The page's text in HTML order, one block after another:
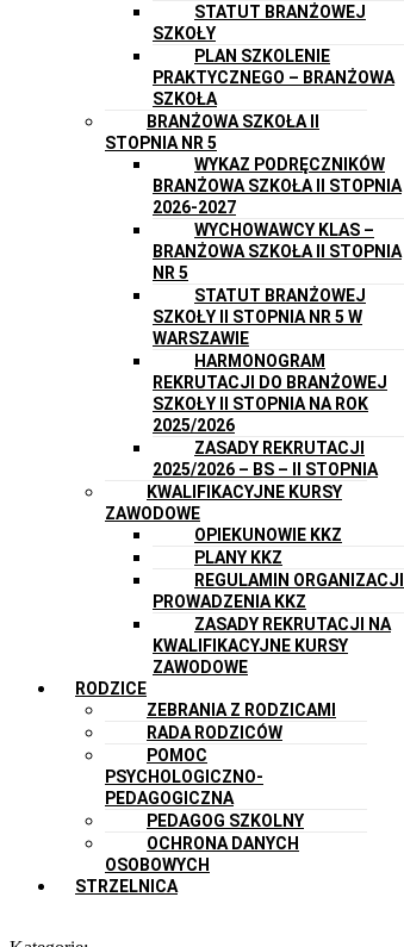
STATUT BRANŻOWEJ
SZKOŁY
PLAN SZKOLENIE
PRAKTYCZNEGO – BRANŻOWA
SZKOŁA
BRANŻOWA SZKOŁA II
STOPNIA NR 5
WYKAZ PODRĘCZNIKÓW
BRANŻOWA SZKOŁA II STOPNIA
2026-2027
WYCHOWAWCY KLAS –
BRANŻOWA SZKOŁA II STOPNIA
NR 5
STATUT BRANŻOWEJ
SZKOŁY II STOPNIA NR 5 W
WARSZAWIE
HARMONOGRAM
REKRUTACJI DO BRANŻOWEJ
SZKOŁY II STOPNIA NA ROK
2025/2026
ZASADY REKRUTACJI
2025/2026 – BS – II STOPNIA
KWALIFIKACYJNE KURSY
ZAWODOWE
OPIEKUNOWIE KKZ
PLANY KKZ
REGULAMIN ORGANIZACJI I
PROWADZENIA KKZ
ZASADY REKRUTACJI NA
KWALIFIKACYJNE KURSY
ZAWODOWE
RODZICE
ZEBRANIA Z RODZICAMI
RADA RODZICÓW
POMOC
PSYCHOLOGICZNO-
PEDAGOGICZNA
PEDAGOG SZKOLNY
OCHRONA DANYCH
OSOBOWYCH
STRZELNICA